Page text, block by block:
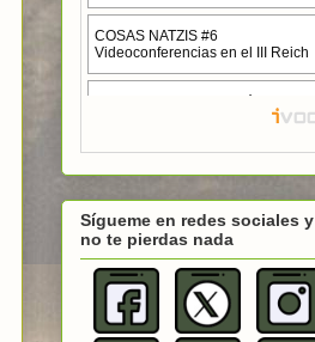
Sígueme en redes sociales y
no te pierdas nada